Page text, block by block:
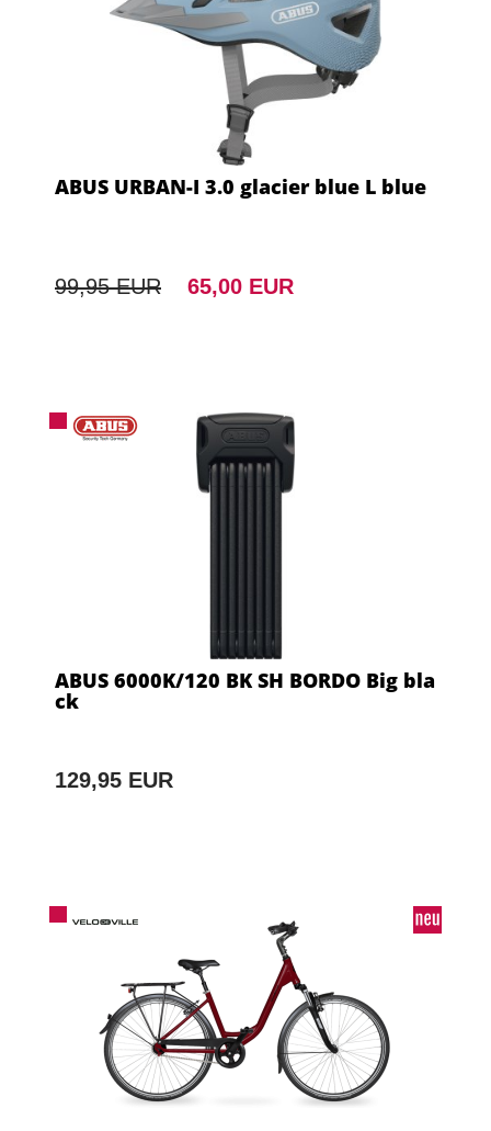
ABUS URBAN-I 3.0 glacier blue L blue
99,95 EUR 65,00 EUR
ABUS 6000K/120 BK SH BORDO Big bla
ck
129,95 EUR